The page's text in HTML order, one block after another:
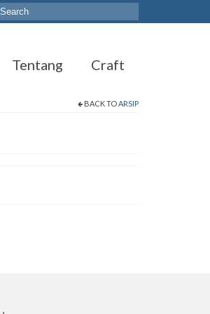
Tentang Craft
BACK TOARSIP